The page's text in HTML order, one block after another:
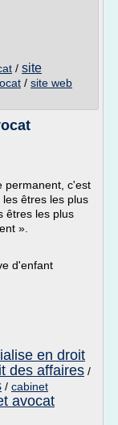
/ site
/ site web
permanent, c'est
êtres les plus
êtres les plus
».
d'enfant
en droit
des affaires /
/ cabinet
avocat